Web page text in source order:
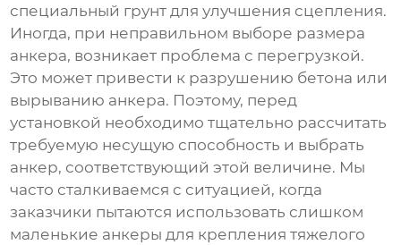
специальный грунт для улучшения сцепления.
Иногда, при неправильном выборе размера
анкера, возникает проблема с перегрузкой.
Это может привести к разрушению бетона или
вырыванию анкера. Поэтому, перед
установкой необходимо тщательно рассчитать
требуемую несущую способность и выбрать
анкер, соответствующий этой величине. Мы
часто сталкиваемся с ситуацией, когда
заказчики пытаются использовать слишком
маленькие анкеры для крепления тяжелого